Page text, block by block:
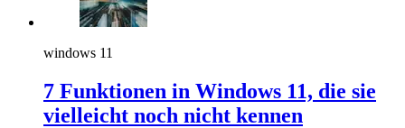
windows 11
7 Funktionen in Windows 11, die sie
vielleicht noch nicht kennen